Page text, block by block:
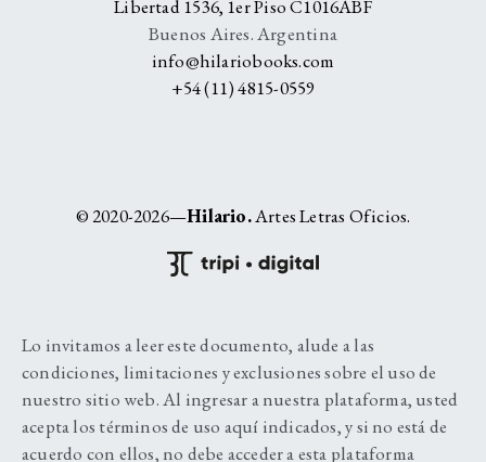
Libertad 1536, 1er Piso C1016ABF
Buenos Aires. Argentina
info@hilariobooks.com
+54 (11) 4815-0559
© 2020-2026—Hilario.Artes Letras Oficios.
Lo invitamos a leer este documento, alude a las
condiciones, limitaciones y exclusiones sobre el uso de
nuestro sitio web. Al ingresar a nuestra plataforma, usted
acepta los términos de uso aquí indicados, y si no está de
acuerdo con ellos, no debe acceder a esta plataforma